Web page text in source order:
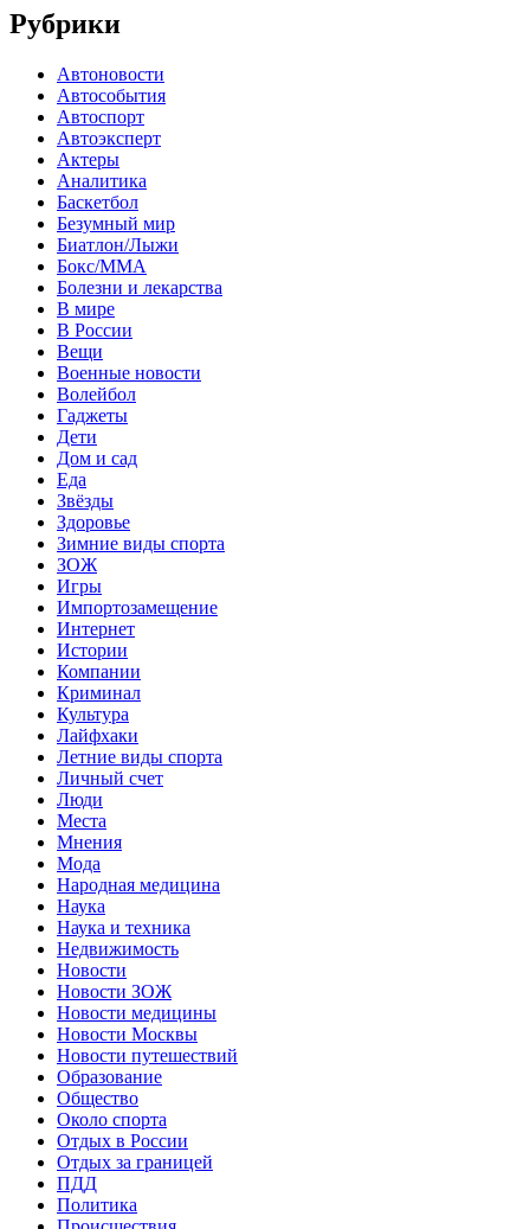
Рубрики
Автоновости
Автособытия
Автоспорт
Автоэксперт
Актеры
Аналитика
Баскетбол
Безумный мир
Биатлон/Лыжи
Бокс/MMA
Болезни и лекарства
В мире
В России
Вещи
Военные новости
Волейбол
Гаджеты
Дети
Дом и сад
Еда
Звёзды
Здоровье
Зимние виды спорта
ЗОЖ
Игры
Импортозамещение
Интернет
Истории
Компании
Криминал
Культура
Лайфхаки
Летние виды спорта
Личный счет
Люди
Места
Мнения
Мода
Народная медицина
Наука
Наука и техника
Недвижимость
Новости
Новости ЗОЖ
Новости медицины
Новости Москвы
Новости путешествий
Образование
Общество
Около спорта
Отдых в России
Отдых за границей
ПДД
Политика